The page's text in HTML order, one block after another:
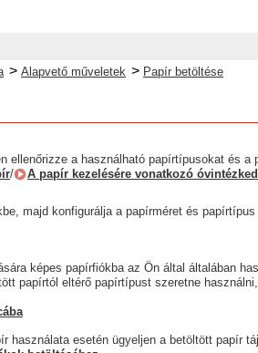
> Alapvető műveletek > Papír betöltése
ellenőrizze a használható papírtípusokat és
/ A papír kezelésére vonatkozó
majd konfigurálja a papírméret és
képes papírfiókba az Ön által általában
papírtól eltérő papírtípust szeretne
használata esetén ügyeljen a betöltött papír